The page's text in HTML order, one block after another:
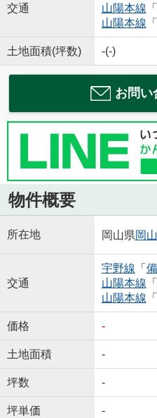
交通
山陽本線 「
山陽本線 「
土地面積(坪数) -(-)
お問い
物件概要
所在地 岡山県岡
交通
宇野線 「
山陽本線 「
山陽本線 「
価格 -
土地面積 -
坪数 -
坪単価 -